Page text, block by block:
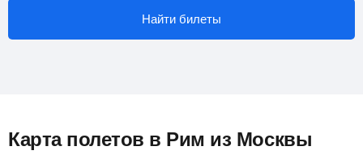
Найти билеты
Карта полетов в Рим из Москвы